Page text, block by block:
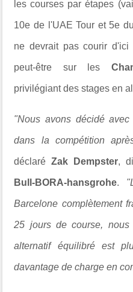
les courses par étapes
10e de l'UAE Tour et 5e
ne devrait pas courir d'ici
peut-être sur les
privilégiant des stages en
"Nous avons décidé
dans la compétition
déclaréZak Dempster,
Bull-BORA-hansgrohe.
Barcelone complètement
25 jours de course, nous
alternatif équilibré est
davantage de charge en